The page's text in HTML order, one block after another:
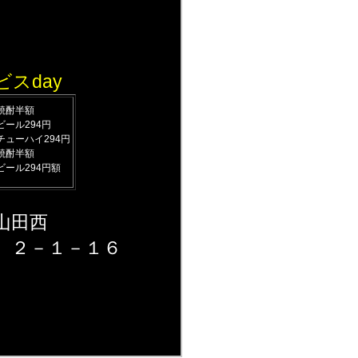
スday
酎半額
ール294円
ューハイ294円
酎半額
ール294円額
田西
１６